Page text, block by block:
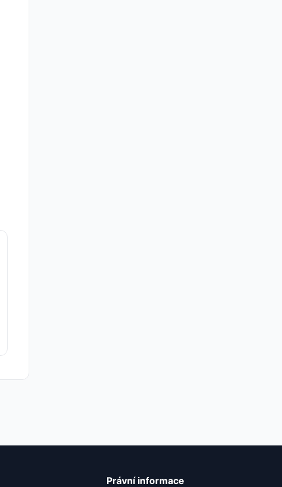
Právní informace